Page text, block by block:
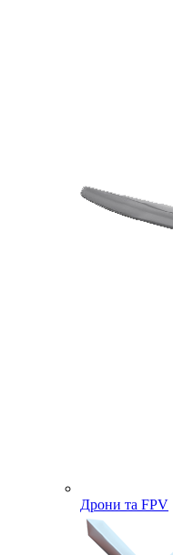
Дрони та FPV